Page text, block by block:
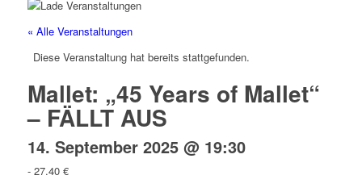
« Alle Veranstaltungen
Diese Veranstaltung hat bereits stattgefunden.
Mallet: „45 Years of Mallet“
– FÄLLT AUS
14. September 2025 @ 19:30
- 27.40 €